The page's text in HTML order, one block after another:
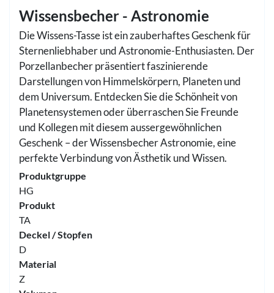
Wissensbecher - Astronomie
Die Wissens-Tasse ist ein zauberhaftes Geschenk für
Sternenliebhaber und Astronomie-Enthusiasten. Der
Porzellanbecher präsentiert faszinierende
Darstellungen von Himmelskörpern, Planeten und
dem Universum. Entdecken Sie die Schönheit von
Planetensystemen oder überraschen Sie Freunde
und Kollegen mit diesem aussergewöhnlichen
Geschenk – der Wissensbecher Astronomie, eine
perfekte Verbindung von Ästhetik und Wissen.
Produktgruppe
HG
Produkt
TA
Deckel / Stopfen
D
Material
Z